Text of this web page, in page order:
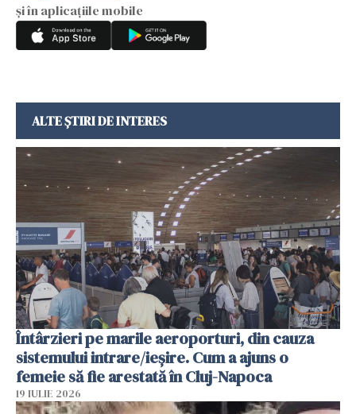
și în aplicațiile mobile
ALTE ȘTIRI DE INTERES
Întârzieri pe marile aeroporturi, din cauza
sistemului intrare/ieșire. Cum a ajuns o
femeie să fie arestată în Cluj-Napoca
19 IULIE 2026